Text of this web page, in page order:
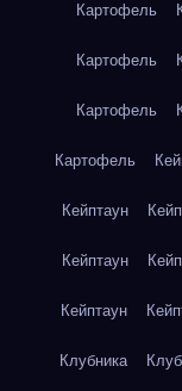
Картофель
Картофель
Картофель
Картофель
Кейптаун
Кейптаун
Кейптаун
Клубника